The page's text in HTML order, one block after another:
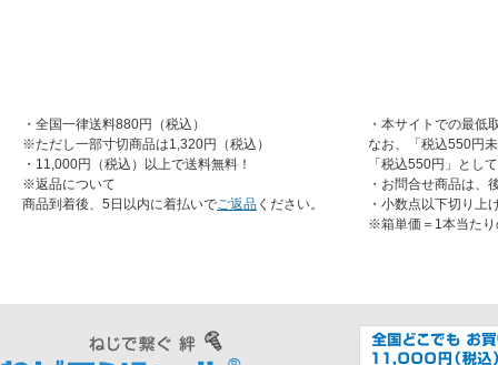
・全国一律送料880円（税込）
※ただし一部寸切商品は1,320円（税込）
・11,000円（税込）以上で送料無料！
※返品について
商品到着後、5日以内に着払いでご返品 ください。
・本サイトでの最低
なお、「税込550円
「税込550円」とし
・お問合せ商品は、
・小数点以下切り上
※箱単価＝1本当たり